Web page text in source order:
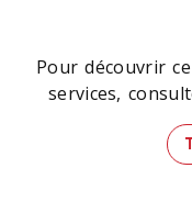
Pour découvrir
services,